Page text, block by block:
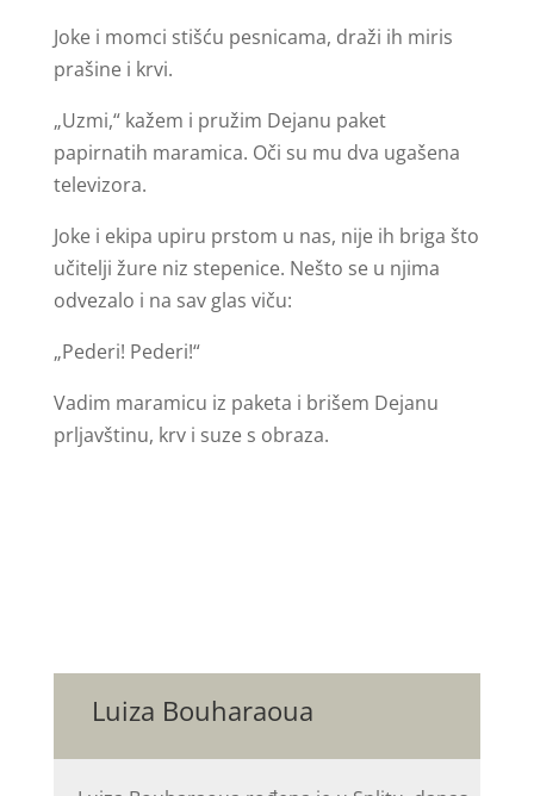
Joke i momci stišću pesnicama, draži ih miris
prašine i krvi.
„Uzmi,“ kažem i pružim Dejanu paket
papirnatih maramica. Oči su mu dva ugašena
televizora.
Joke i ekipa upiru prstom u nas, nije ih briga što
učitelji žure niz stepenice. Nešto se u njima
odvezalo i na sav glas viču:
„Pederi! Pederi!“
Vadim maramicu iz paketa i brišem Dejanu
prljavštinu, krv i suze s obraza.
Luiza Bouharaoua